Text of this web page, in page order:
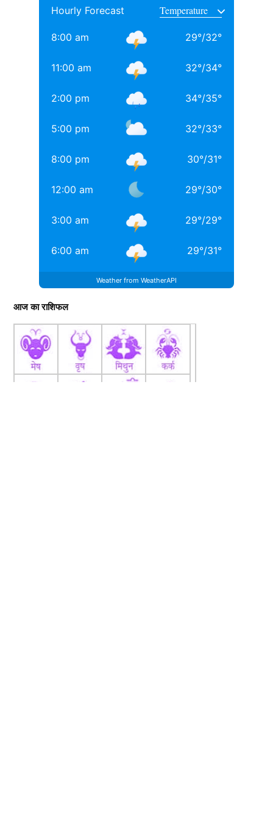
साथ अनिल थडानी, करण जौहर और अभिषेक कपूर भी पढ़ाई कर
Daughters of Bollywood Actresses: मां से भी ज्यादा
खूबसूरत? इन 3 बॉलीवुड एक्ट्रेसेस की बेटियों ने लूटी महफिल
बॉलीवुड की 3 सबसे बड़ी हीरोइन्स जिनकी नानी-परनानी कोठे पर
नाचती थीं, नाम जानकर होगी हैरानी
Hourly Forecast
8:00 am 29°/32°
11:00 am 32°/34°
2:00 pm 34°/35°
5:00 pm 32°/33°
8:00 pm 30°/31°
12:00 am 29°/30°
3:00 am 29°/29°
6:00 am 29°/31°
Weather from WeatherAPI
आज का राशिफल